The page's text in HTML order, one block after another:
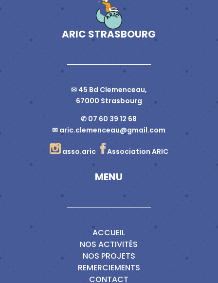
ARIC STRASBOURG
✉ 45 Bd Clemenceau,
67000 Strasbourg
✆ 07 60 39 12 68
✉ aric.clemenceau@gmail.com
asso.aric Association ARIC
MENU
ACCUEIL
NOS ACTIVITÉS
NOS PROJETS
REMERCIEMENTS
CONTACT